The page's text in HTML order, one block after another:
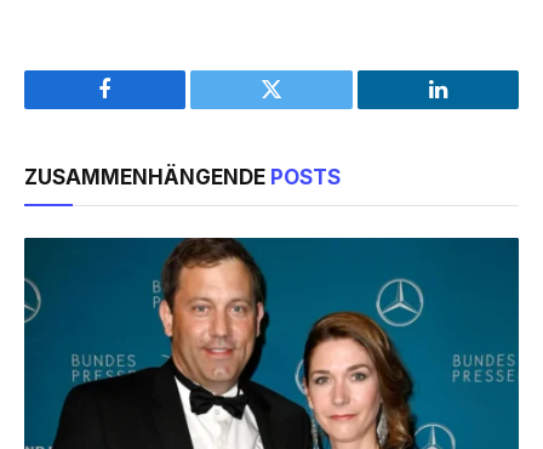
Facebook Twitter LinkedIn
ZUSAMMENHÄNGENDE POSTS